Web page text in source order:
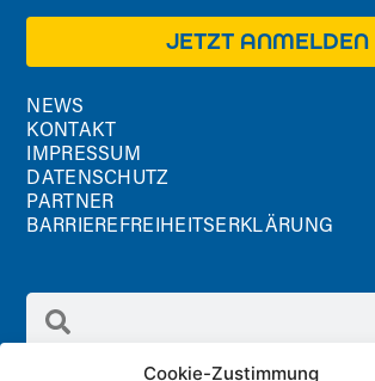
Cookie-Zustimmung
JETZT ANMELDEN
NEWS
KONTAKT
IMPRESSUM
DATENSCHUTZ
PARTNER
BARRIEREFREIHEITSERKLÄRUNG